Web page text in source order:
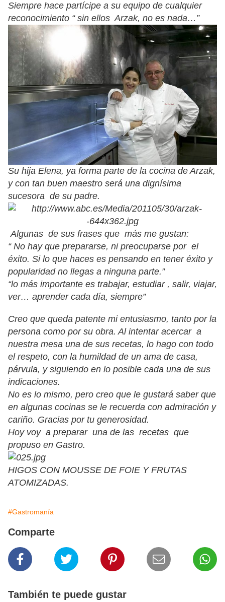
Siempre hace partícipe a su equipo de cualquier
reconocimiento “ sin ellos Arzak, no es nada…”
Su hija Elena, ya forma parte de la cocina de Arzak,
y con tan buen maestro será una dignísima
sucesora de su padre.
Algunas de sus frases que más me gustan:
“ No hay que prepararse, ni preocuparse por el
éxito. Si lo que haces es pensando en tener éxito y
popularidad no llegas a ninguna parte.”
“lo más importante es trabajar, estudiar , salir, viajar,
ver… aprender cada día, siempre”
Creo que queda patente mi entusiasmo, tanto por la
persona como por su obra. Al intentar acercar a
nuestra mesa una de sus recetas, lo hago con todo
el respeto, con la humildad de un ama de casa,
párvula, y siguiendo en lo posible cada una de sus
indicaciones.
No es lo mismo, pero creo que le gustará saber que
en algunas cocinas se le recuerda con admiración y
cariño. Gracias por tu generosidad.
Hoy voy a preparar una de las recetas que
propuso en Gastro.
HIGOS CON MOUSSE DE FOIE Y FRUTAS
ATOMIZADAS.
#Gastromanía
Comparte
También te puede gustar